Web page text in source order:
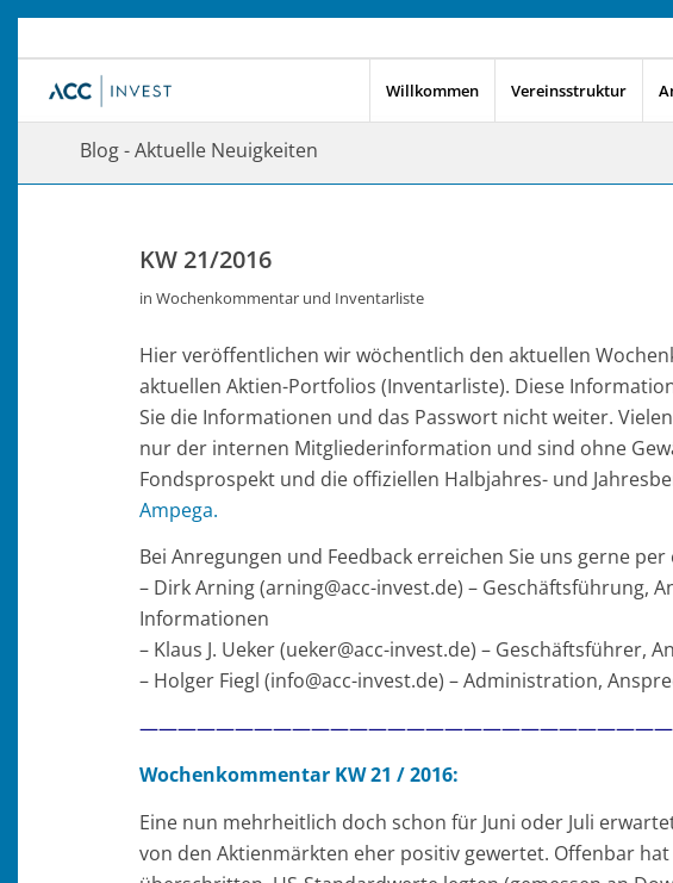
Willkommen Vereinsstruktur
Blog - Aktuelle Neuigkeiten
KW 21/2016
in Wochenkommentar und Inventarliste
Hier veröffentlichen wir wöchentlich den aktuellen
aktuellen Aktien-Portfolios (Inventarliste). Diese
Sie die Informationen und das Passwort nicht weiter.
nur der internen Mitgliederinformation und sind ohne
Fondsprospekt und die offiziellen Halbjahres- und
Ampega.
Bei Anregungen und Feedback erreichen Sie uns gerne
– Dirk Arning (arning@acc-invest.de) – Geschäftsführung,
Informationen
– Klaus J. Ueker (ueker@acc-invest.de) –
– Holger Fiegl (info@acc-invest.de) – Administration,
Wochenkommentar KW 21 / 2016:
Eine nun mehrheitlich doch schon für Juni oder Juli
von den Aktienmärkten eher positiv gewertet. Offenbar